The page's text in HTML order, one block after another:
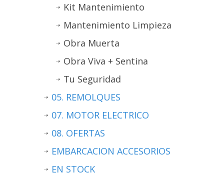
Kit Mantenimiento
Mantenimiento Limpieza
Obra Muerta
Obra Viva + Sentina
Tu Seguridad
05. REMOLQUES
07. MOTOR ELECTRICO
08. OFERTAS
EMBARCACION ACCESORIOS
EN STOCK